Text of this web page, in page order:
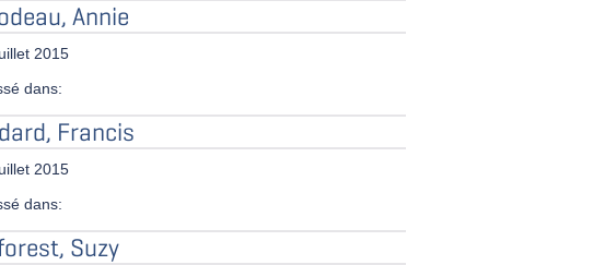
Annie
2015
dans:
Francis
2015
dans:
Suzy